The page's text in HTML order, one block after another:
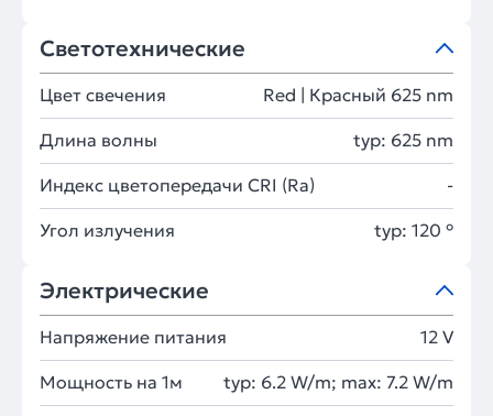
Светотехнические
Цвет свечения Red | Красный 625 nm
Длина волны typ: 625 nm
Индекс цветопередачи CRI (Ra) -
Угол излучения typ: 120 °
Электрические
Напряжение питания 12 V
Мощность на 1м typ: 6.2 W/m; max: 7.2 W/m